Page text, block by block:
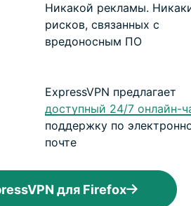
Никакой рекламы.
рисков, связанных с
вредоносным ПО
ExpressVPN предлагает
доступный 24/7 онлайн-
поддержку по
почте
для Firefox